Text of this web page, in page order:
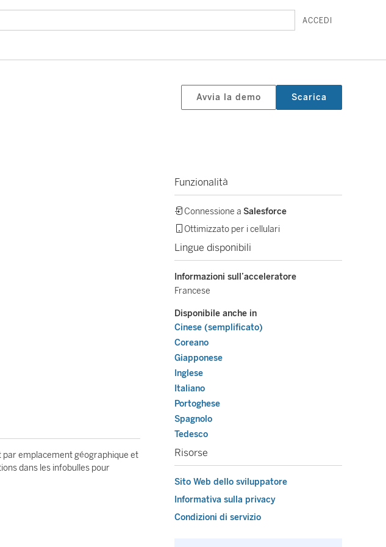
ACCEDI
Avvia la demo Scarica
par emplacement géographique et
dans les infobulles pour
Funzionalità
Connessione a Salesforce
Ottimizzato per i cellulari
Lingue disponibili
Informazioni sull’acceleratore
Francese
Disponibile anche in
Cinese (semplificato)
Coreano
Giapponese
Inglese
Italiano
Portoghese
Spagnolo
Tedesco
Risorse
Sito Web dello sviluppatore
Informativa sulla privacy
Condizioni di servizio